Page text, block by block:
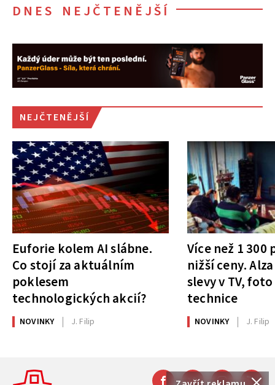
DNES NEJČTENĚJŠÍ
NEJČTENĚJŠÍ
Euforie kolem AI slábne.
Co stojí za aktuálním
poklesem
technologických akcií?
NOVINKY J. Filip
Více než 1
nižší ceny.
slevy v TV,
technice
NOVINKY J. Filip